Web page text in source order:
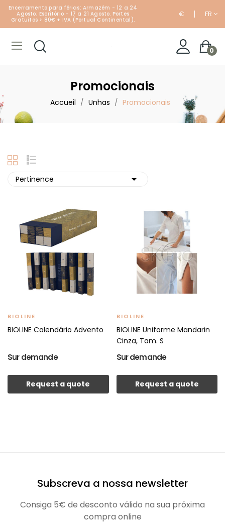
Encerramento para férias: Armazém - 12 a 24
Agosto; Escritório - 17 a 21 Agosto. Portes
Gratuitos > 80€ + IVA (Portual Continental).
€ FR
0
Promocionais
Accueil Unhas Promocionais
Pertinence 
BIOLINE
BIOLINE Calendário Advento
Sur demande
Request a quote
BIOLINE
BIOLINE Uniforme Mandarin
Cinza, Tam. S
Sur demande
Request a quote
Subscreva a nossa newsletter
Consiga 5€ de desconto válido na sua próxima
compra online